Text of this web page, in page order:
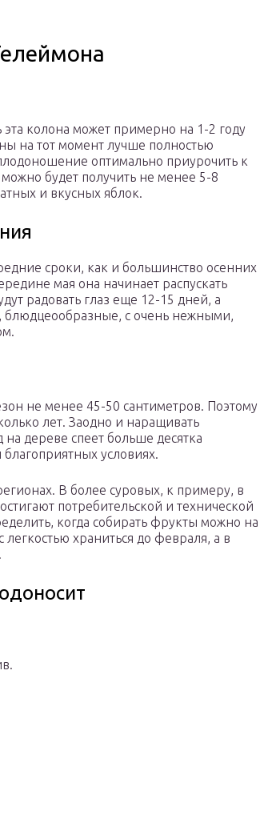
эта колона может примерно на 1-2 году
на тот момент лучше полностью
оптимально приурочить к
можно будет получить не менее 5-8
и вкусных яблок.
сроки, как и большинство осенних
мая она начинает распускать
радовать глаз еще 12-15 дней, а
с очень нежными,
не менее 45-50 сантиметров. Поэтому
лет. Заодно и наращивать
дереве спеет больше десятка
условиях.
В более суровых, к примеру, в
потребительской и технической
когда собирать фрукты можно на
легкостью храниться до февраля, а в